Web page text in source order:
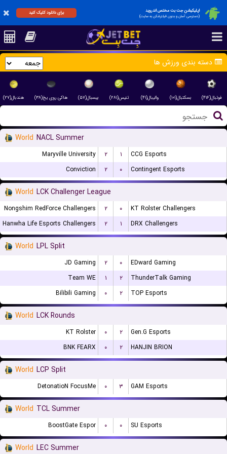
اپلیکیشن جت بت مختص اندروید
(دسترسی آسان و بدون فیلترشکن به سایت)
برای دانلود کلیک کنید
دسته بندی ورزش ها
فوتبال(۴۱۶) بسکتبال(۱۰۱) والیبال(۴۱) تنیس(۲۸۱) بیسبال(۵۷) هاکی روی یخ(۳۸) هندبال(۲۷)
World NACL Summer
Maryville University ۲ ۱
CCG Esports
Conviction
۲ ۰ Contingent Esports
World LCK Challenger League
Nongshim RedForce Challengers ۲ ۰
KT Rolster Challengers
Hanwha Life Esports Challengers
۲ ۱ DRX Challengers
World LPL Split
JD Gaming ۲ ۰
EDward Gaming
Team WE
۱ ۲
ThunderTalk Gaming
Bilibili Gaming
۰ ۲ TOP Esports
World LCK Rounds
KT Rolster ۰ ۲
Gen.G Esports
BNK FEARX
۰ ۲ HANJIN BRION
World LCP Split
DetonatioN FocusMe ۰ ۳ GAM Esports
World TCL Summer
BoostGate Espor ۰ ۰ SU Esports
World LEC Summer